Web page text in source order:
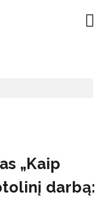
„Kaip
darbą: